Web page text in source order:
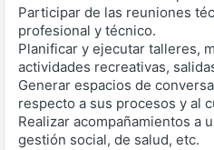
Participar de las reuniones
profesional y técnico.
Planificar y ejecutar talleres,
actividades recreativas,
Generar espacios de
respecto a sus procesos y al
Realizar acompañamientos a
gestión social, de salud, etc.